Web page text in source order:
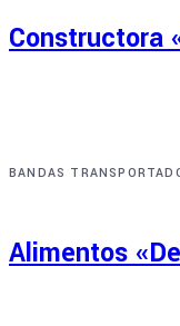
Constructora
Alimentos
BANDAS